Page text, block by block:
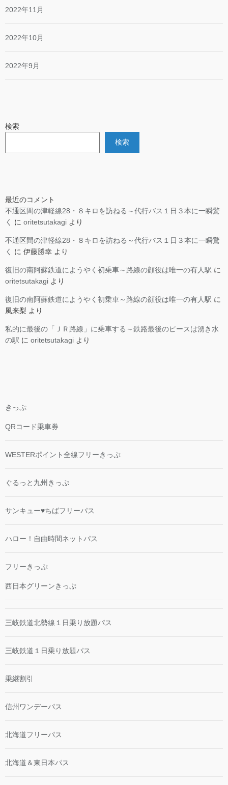
2022年11月
2022年10月
2022年9月
検索
検索
最近のコメント
不通区間の津軽線28・８キロを訪ねる～代行バス１日３本に一瞬驚
く
に oritetsutakagi より
不通区間の津軽線28・８キロを訪ねる～代行バス１日３本に一瞬驚
く
に 伊藤勝幸 より
復旧の南阿蘇鉄道にようやく初乗車～路線の顔役は唯一の有人駅 に
oritetsutakagi より
復旧の南阿蘇鉄道にようやく初乗車～路線の顔役は唯一の有人駅 に
風来梨 より
私的に最後の「ＪＲ路線」に乗車する～鉄路最後のピースは湧き水
の駅 に oritetsutakagi より
きっぷ
QRコード乗車券
WESTERポイント全線フリーきっぷ
ぐるっと九州きっぷ
サンキュー♥ちばフリーパス
ハロー！自由時間ネットパス
フリーきっぷ
西日本グリーンきっぷ
三岐鉄道北勢線１日乗り放題パス
三岐鉄道１日乗り放題パス
乗継割引
信州ワンデーパス
北海道フリーパス
北海道＆東日本パス